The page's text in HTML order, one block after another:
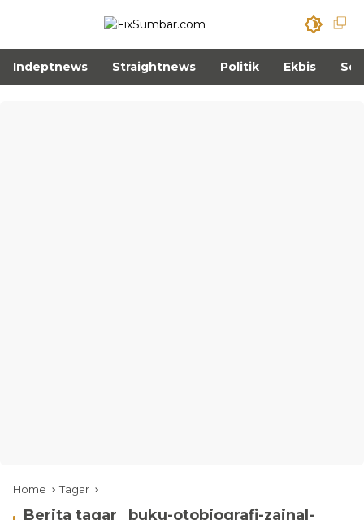
Indeptnews Straightnews Politik Ekbis
Home Tagar
Berita tagar
buku-otobiografi-zainal-